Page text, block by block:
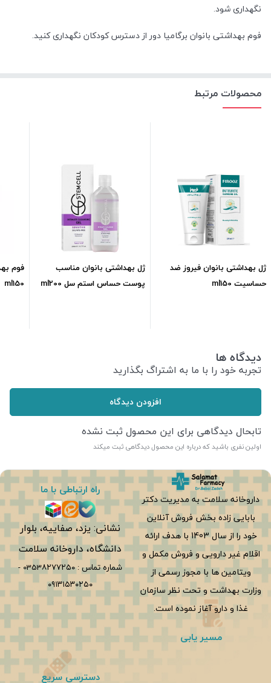
نگهداری شود.
فوم بهداشتی بانوان برگامیا دور از دسترس کودکان نگهداری کنید.
محصولات مرتبط
ژل بهداشتی بانوان فیروز ضد
حساسیت ml150
ژل بهداشتی بانوان مناسب
پوست حساس استم سل ml200
فوم
ml150
دیدگاه ها
تجربه خود را با ما به اشتراگ بگذارید
افزودن دیدگاه
تابحال دیدگاهی برای این محصول ثبت نشده
اولین نفری باشید که درباره این محصول دیدگاهی ثبت میکند
داروخانه سلامت به مدیریت دکتر
بابایی زاده بخش فروش آنلاین
خود را از سال 1403 با هدف ارائه
اقلام غیر دارویی و فروش مکمل و
ویتامین ها با مجوز رسمی از
وزارت بهداشت و تحت نظر سازمان
غذا و دارو آغاز نموده است.
راه ارتباطی با ما
نشانی: یزد، صفاییه، بلوار
دانشگاه، داروخانه سلامت
شماره تماس :0353۸۲۷۷۲۵۰ -
۰۹۱۳۱۵۳۰۲۵۰
مسیر یابی
دسترسی سریع